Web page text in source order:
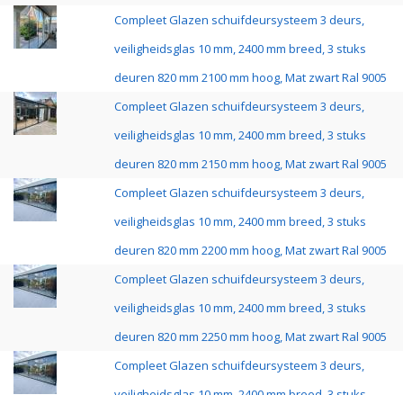
Compleet Glazen schuifdeursysteem 3 deurs,
veiligheidsglas 10 mm, 2400 mm breed, 3 stuks
deuren 820 mm 2100 mm hoog, Mat zwart Ral 9005
Compleet Glazen schuifdeursysteem 3 deurs,
veiligheidsglas 10 mm, 2400 mm breed, 3 stuks
deuren 820 mm 2150 mm hoog, Mat zwart Ral 9005
Compleet Glazen schuifdeursysteem 3 deurs,
veiligheidsglas 10 mm, 2400 mm breed, 3 stuks
deuren 820 mm 2200 mm hoog, Mat zwart Ral 9005
Compleet Glazen schuifdeursysteem 3 deurs,
veiligheidsglas 10 mm, 2400 mm breed, 3 stuks
deuren 820 mm 2250 mm hoog, Mat zwart Ral 9005
Compleet Glazen schuifdeursysteem 3 deurs,